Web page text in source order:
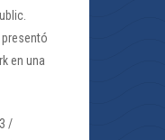
presentó
en una
/